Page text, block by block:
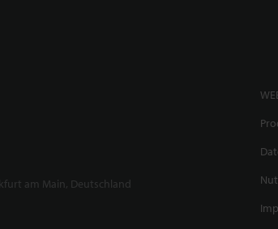
am Main, Deutschland